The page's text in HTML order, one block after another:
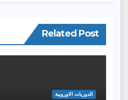
Related Post
الدوريات الاوروبية